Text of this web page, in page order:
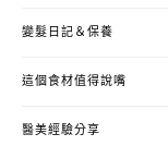
變髮日記＆保養
這個食材值得說嘴
醫美經驗分享